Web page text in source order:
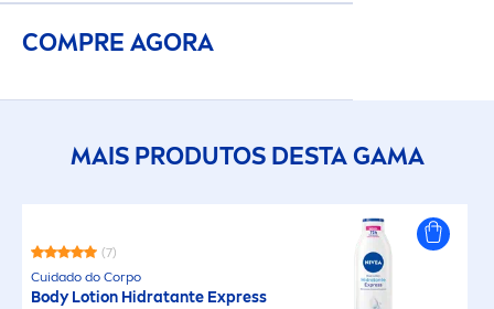
COMPRE AGORA
MAIS PRODUTOS DESTA GAMA
(7)
Cuidado do Corpo
Body Lotion Hidratante Express